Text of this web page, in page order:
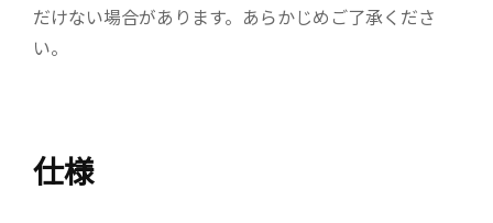
だけない場合があります。あらかじめご了承くださ
い。
仕様